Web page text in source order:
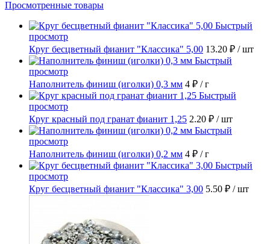
Просмотренные товары
Быстрый
просмотр
Круг бесцветный фианит "Классика" 5,00 13.20 ₽ / шт
Быстрый
просмотр
Наполнитель финиш (иголки) 0,3 мм 4 ₽ / г
Быстрый
просмотр
Круг красный под гранат фианит 1,25 2.20 ₽ / шт
Быстрый
просмотр
Наполнитель финиш (иголки) 0,2 мм 4 ₽ / г
Быстрый
просмотр
Круг бесцветный фианит "Классика" 3,00 5.50 ₽ / шт